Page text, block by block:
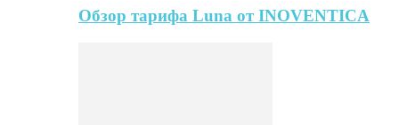
Обзор тарифа Luna от INOVENTICA